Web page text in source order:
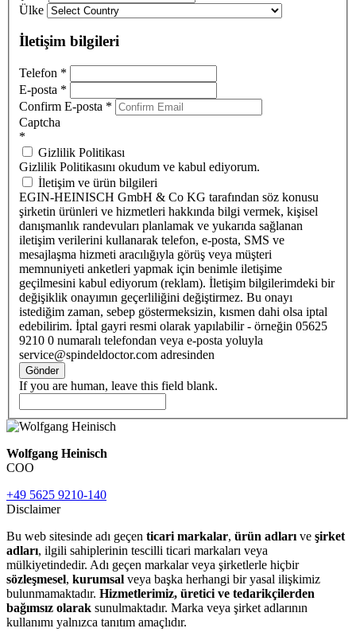
Ülke
İletişim bilgileri
Telefon *
E-posta *
Confirm E-posta *
Captcha
*
Gizlilik Politikası
Gizlilik Politikasını okudum ve kabul ediyorum.
İletişim ve ürün bilgileri
EGIN-HEINISCH GmbH & Co KG tarafından söz konusu
şirketin ürünleri ve hizmetleri hakkında bilgi vermek, kişisel
danışmanlık randevuları planlamak ve yukarıda sağlanan
iletişim verilerini kullanarak telefon, e-posta, SMS ve
mesajlaşma hizmeti aracılığıyla görüş veya müşteri
memnuniyeti anketleri yapmak için benimle iletişime
geçilmesini kabul ediyorum (reklam). İletişim bilgilerimdeki bir
değişiklik onayımın geçerliliğini değiştirmez. Bu onayı
istediğim zaman, sebep göstermeksizin, kısmen dahi olsa iptal
edebilirim. İptal gayri resmi olarak yapılabilir - örneğin 05625
9210 0 numaralı telefondan veya e-posta yoluyla
service@spindeldoctor.com adresinden
Gönder
If you are human, leave this field blank.
Wolfgang Heinisch
COO
+49 5625 9210-140
Disclaimer
Bu web sitesinde adı geçen ticari markalar, ürün adları ve şirket
adları, ilgili sahiplerinin tescilli ticari markaları veya
mülkiyetindedir. Adı geçen markalar veya şirketlerle hiçbir
sözleşmesel, kurumsal veya başka herhangi bir yasal ilişkimiz
bulunmamaktadır. Hizmetlerimiz, üretici ve tedarikçilerden
bağımsız olarak sunulmaktadır. Marka veya şirket adlarının
kullanımı yalnızca tanıtım amaçlıdır.